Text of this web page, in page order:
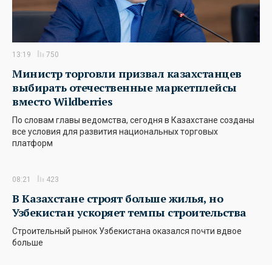
13:19 750
Министр торговли призвал казахстанцев
выбирать отечественные маркетплейсы
вместо Wildberries
По словам главы ведомства, сегодня в Казахстане созданы
все условия для развития национальных торговых
платформ
08:21 423
В Казахстане строят больше жилья, но
Узбекистан ускоряет темпы строительства
Строительный рынок Узбекистана оказался почти вдвое
больше